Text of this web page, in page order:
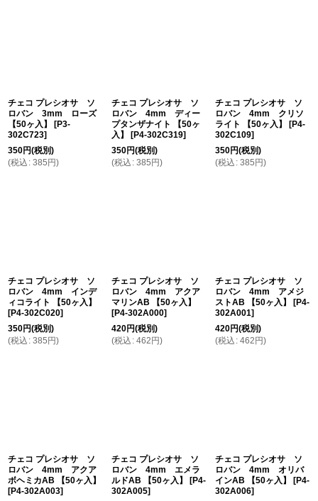
チェコ プレシオサ ソ
ロバン 3mm ローズ
【50ヶ入】
[P3-
302C723]
350円(税別)
(税込 : 385 円)
チェコ プレシオサ ソ
ロバン 4mm ディー
プタンザナイト 【50ヶ
入】
[P4-302C319]
350円(税別)
(税込 : 385 円)
チェコ プレシオサ ソ
ロバン 4mm クリソ
ライト 【50ヶ入】
[P4-
302C109]
350円(税別)
(税込 : 385 円)
チェコ プレシオサ ソ
ロバン 4mm インデ
ィコライト 【50ヶ入】
[P4-302C020]
350円(税別)
(税込 : 385 円)
チェコ プレシオサ ソ
ロバン 4mm アクア
マリンAB 【50ヶ入】
[P4-302A000]
420円(税別)
(税込 : 462 円)
チェコ プレシオサ ソ
ロバン 4mm アメジ
ストAB 【50ヶ入】
[P4-
302A001]
420円(税別)
(税込 : 462 円)
チェコ プレシオサ ソ
ロバン 4mm アクア
ボヘミカAB 【50ヶ入】
[P4-302A003]
チェコ プレシオサ ソ
ロバン 4mm エメラ
ルドAB 【50ヶ入】
[P4-
302A005]
チェコ プレシオサ ソ
ロバン 4mm オリバ
インAB 【50ヶ入】
[P4-
302A006]